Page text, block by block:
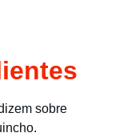
sobre